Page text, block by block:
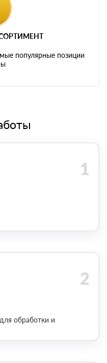
популярные позиции
обработки и